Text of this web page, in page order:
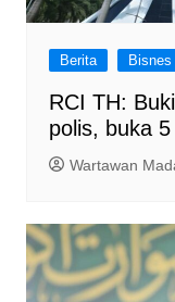
Berita Bisnes
RCI TH:
polis, buka
Wartawan